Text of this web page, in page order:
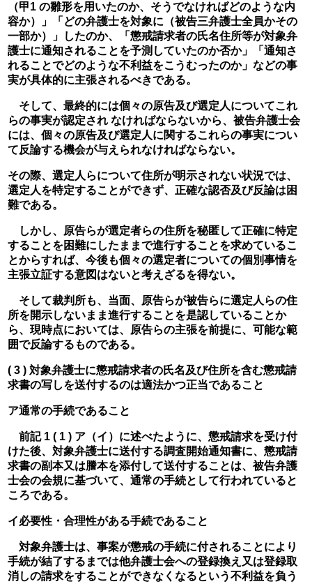
（甲1 の雛形を用いたのか、そうでなければどのような内
容か）」「どの弁護士を対象に（被告三弁護士全員かその
一部か）」したのか、「懲戒請求者の氏名住所等が対象弁
護士に通知されることを予測していたのか否か」「通知さ
れることでどのような不利益をこうむったのか」などの事
実が具体的に主張されるべきである。
そして、最終的には個々の原告及び選定人についてこれ
らの事実が認定され なければならないから、被告弁護士会
には、個々の原告及び選定人に関するこれらの事実につい
て反論する機会が与えられなければならない。
その際、選定人らについて住所が明示されない状況では、
選定人を特定することができず、正確な認否及び反論は困
難である。
しかし、原告らが選定者らの住所を秘匿して正確に特定
することを困難にしたままで進行することを求めているこ
とからすれば、今後も個々の選定者についての個別事情を
主張立証する意図はないと考えざるを得ない。
そして裁判所も、当面、原告らが被告らに選定人らの住
所を開示しないまま進行することを是認していることか
ら、現時点においては、原告らの主張を前提に、可能な範
囲で反論するものである。
( 3 ) 対象弁護士に懲戒請求者の氏名及び住所を含む懲戒請
求書の写しを送付するのは適法かつ正当であること
ア通常の手続であること
前記 1 ( 1 ) ア（イ）に述べたように、懲戒請求を受け付
けた後、対象弁護士に送付する調査開始通知書に、懲戒請
求書の副本又は謄本を添付して送付することは、被告弁護
士会の会規に基づいて、通常の手続として行われていると
ころである。
イ必要性・合理性がある手続であること
対象弁護士は、事案が懲戒の手続に付されることにより
手続が結了するまでは他弁護士会への登録換え又は登録取
消しの請求をすることができなくなるという不利益を負う